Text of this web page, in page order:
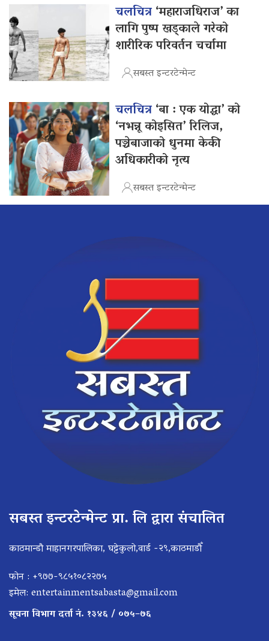
चलचित्र‘महाराजधिराज’ का
लागि पुष्प खड्काले गरेको
शारीरिक परिवर्तन चर्चामा
सबस्त इन्टरटेन्मेन्ट
चलचित्र‘बा : एक योद्धा’ को
‘नभन्नू कोइसित’ रिलिज,
पञ्चेबाजाको धुनमा केकी
अधिकारीको नृत्य
सबस्त इन्टरटेन्मेन्ट
सबस्त इन्टरटेन्मेन्ट प्रा. लि द्वारा संचालित
काठमान्डौ माहानगरपालिका, घट्टेकुलो,वार्ड -२९,काठमाडौँ
फोन : +९७७-९८५१०८२२७५
इमेल: entertainmentsabasta@gmail.com
सूचना विभाग दर्ता नं. १३४६ / ०७५–७६